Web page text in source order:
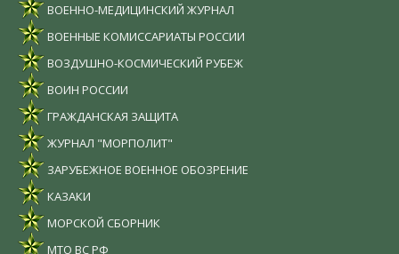
ВОЕННО-МЕДИЦИНСКИЙ ЖУРНАЛ
ВОЕННЫЕ КОМИССАРИАТЫ РОССИИ
ВОЗДУШНО-КОСМИЧЕСКИЙ РУБЕЖ
ВОИН РОССИИ
ГРАЖДАНСКАЯ ЗАЩИТА
ЖУРНАЛ "МОРПОЛИТ"
ЗАРУБЕЖНОЕ ВОЕННОЕ ОБОЗРЕНИЕ
КАЗАКИ
МОРСКОЙ СБОРНИК
МТО ВС РФ